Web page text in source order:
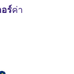
ร์ค่า